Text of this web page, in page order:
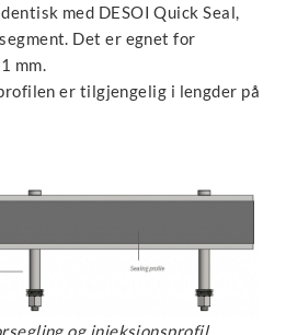
med DESOI Quick Seal,
Det er egnet for
mm.
er tilgjengelig i lengder på
og injeksjonsprofil